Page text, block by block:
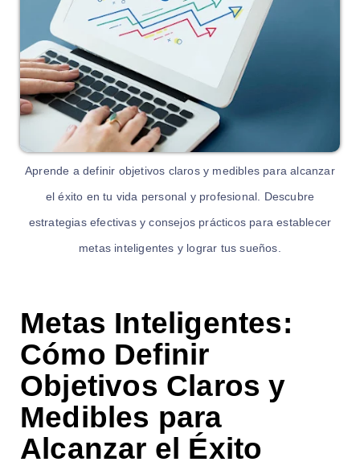
Aprende a definir objetivos claros y medibles para alcanzar
el éxito en tu vida personal y profesional. Descubre
estrategias efectivas y consejos prácticos para establecer
metas inteligentes y lograr tus sueños.
Metas Inteligentes:
Cómo Definir
Objetivos Claros y
Medibles para
Alcanzar el Éxito